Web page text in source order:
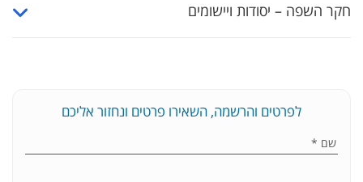
חקר השפה – יסודות ויישומים
לפרטים והרשמה, השאירו פרטים ונחזור אליכם
שם *